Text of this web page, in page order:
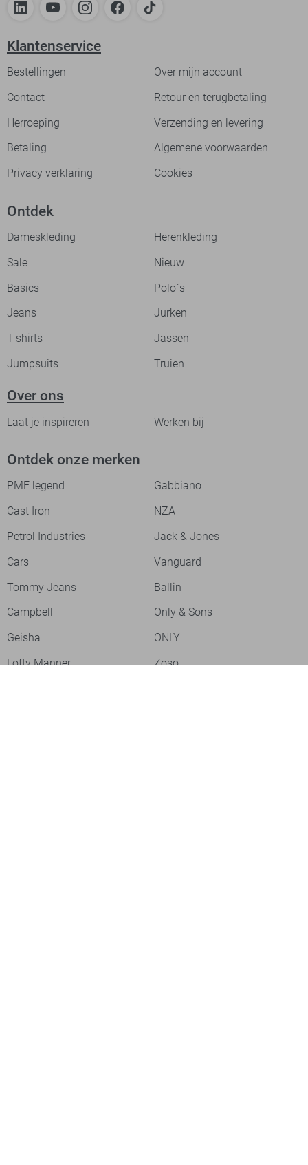
Klantenservice
Bestellingen
Over mijn account
Contact
Retour en terugbetaling
Herroeping
Verzending en levering
Betaling
Algemene voorwaarden
Privacy verklaring
Cookies
Ontdek
Dameskleding
Herenkleding
Sale
Nieuw
Basics
Polo`s
Jeans
Jurken
T-shirts
Jassen
Jumpsuits
Truien
Over ons
Laat je inspireren Werken bij
Ontdek onze merken
PME legend
Gabbiano
Cast Iron
NZA
Petrol Industries
Jack & Jones
Cars
Vanguard
Tommy Jeans
Ballin
Campbell
Only & Sons
Geisha
ONLY
Lofty Manner
Zoso